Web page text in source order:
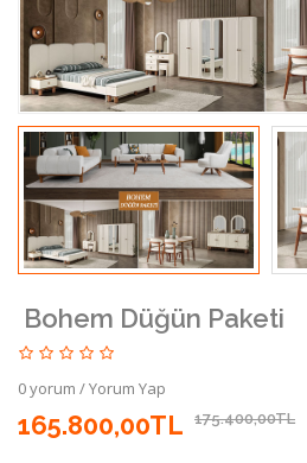
Bohem Düğün Paketi
0 yorum /Yorum Yap
165.800,00TL 175.400,00TL